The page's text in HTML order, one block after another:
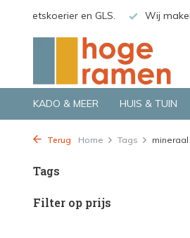
Fietskoerier en GLS. Wij
KADO & MEER HUIS & TUIN
Terug Home Tags mineraal
Tags
Filter op prijs